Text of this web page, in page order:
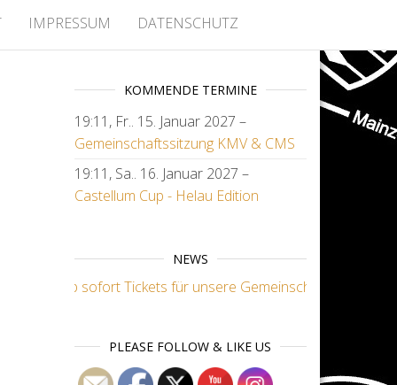
IMPRESSUM DATENSCHUTZ
KOMMENDE TERMINE
19:11, Fr.. 15. Januar 2027 –
Gemeinschaftssitzung KMV & CMS
19:11, Sa.. 16. Januar 2027 –
Castellum Cup - Helau Edition
NEWS
*** Ab sofort Tickets für unsere Gemeinschaftssitzung
PLEASE FOLLOW & LIKE US